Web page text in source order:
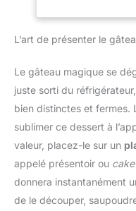
L’art de présenter le
Le gâteau magique se
juste sorti du
bien distinctes et fermes.
sublimer ce dessert à
valeur, placez-le sur un
appelé présentoir ou
donnera instantanément
de le découper,